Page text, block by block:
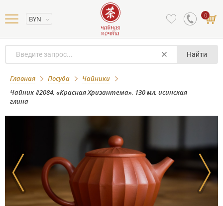
BYN 0
Найти
Главная Посуда
Чайники
Чайник #2084, «Красная Хризантема», 130 мл, исинская
глина
Чайник #2084, «Красная
Хризантема», 130 мл, исинская глина